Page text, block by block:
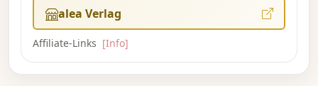
alea Verlag
Affiliate-Links [Info]